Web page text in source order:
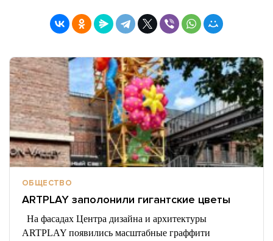
ОБЩЕСТВО
ARTPLAY заполонили гигантские цветы
На фасадах Центра дизайна и архитектуры
ARTPLAY появились масштабные граффити